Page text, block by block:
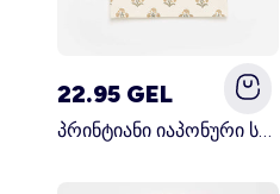
22.95 GEL
პრინტიანი იაპონური სამზარეულოს წინსაფარი მწვანე